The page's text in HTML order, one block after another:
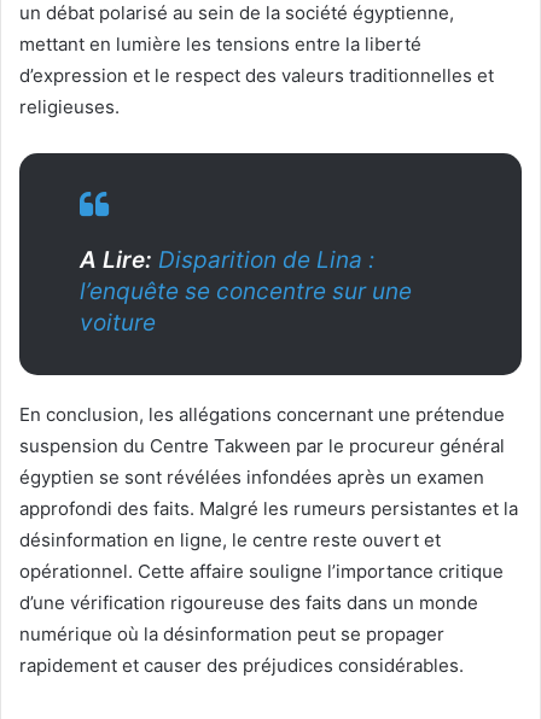
un débat polarisé au sein de la société égyptienne,
mettant en lumière les tensions entre la liberté
d’expression et le respect des valeurs traditionnelles et
religieuses.
A Lire: Disparition de Lina :
l’enquête se concentre sur une
voiture
En conclusion, les allégations concernant une prétendue
suspension du Centre Takween par le procureur général
égyptien se sont révélées infondées après un examen
approfondi des faits. Malgré les rumeurs persistantes et la
désinformation en ligne, le centre reste ouvert et
opérationnel. Cette affaire souligne l’importance critique
d’une vérification rigoureuse des faits dans un monde
numérique où la désinformation peut se propager
rapidement et causer des préjudices considérables.